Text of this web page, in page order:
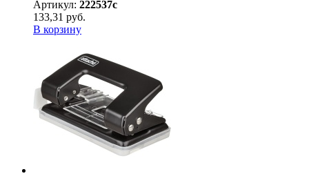
Артикул: 222537с
133,31 руб.
В корзину